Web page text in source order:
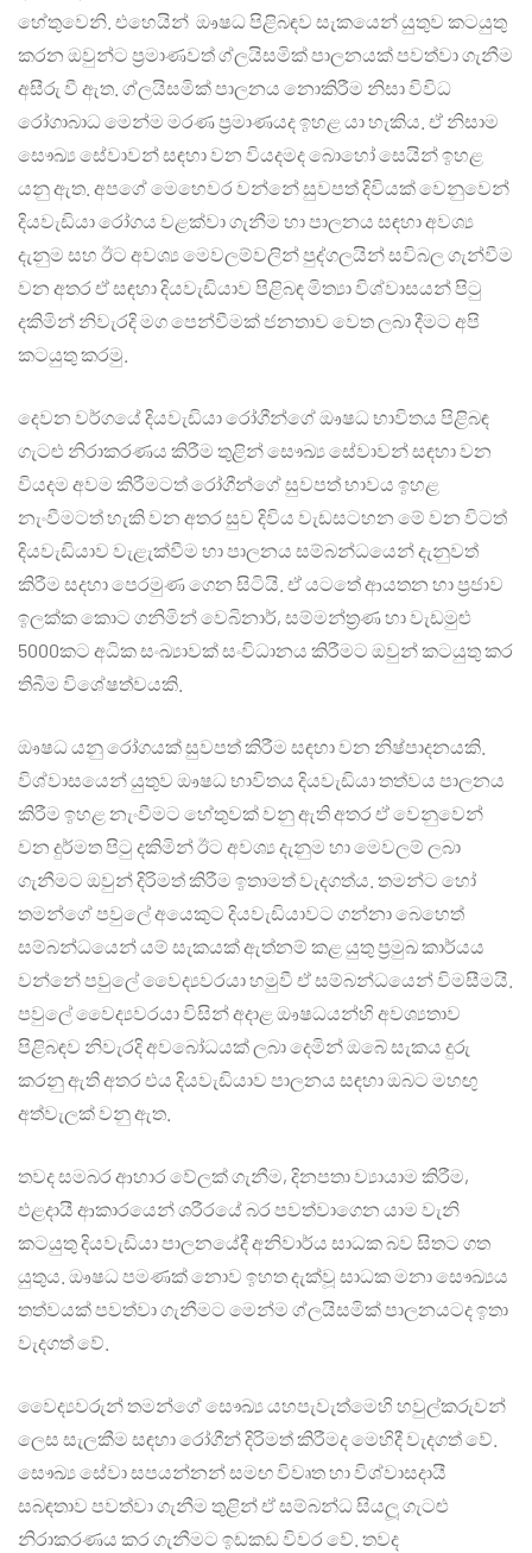
හේතුවෙනි. එහෙයින් ඖෂධ පිළිබඳව සැකයෙන් යුතුව කටයුතු
කරන ඔවුන්ට ප‍්‍රමාණවත් ග්ලයිසමික් පාලනයක් පවත්වා ගැනීම
අසීරු වී ඇත. ග්ලයිසමික් පාලනය නොකිරීම නිසා විවිධ
රෝගාබාධ මෙන්ම මරණ ප‍්‍රමාණයද ඉහළ යා හැකිය. ඒ නිසාම
සෞඛ්‍ය සේවාවන් සඳහා වන වියදමද බොහෝ සෙයින් ඉහළ
යනු ඇත. අපගේ මෙහෙවර වන්නේ සුවපත් දිවියක් වෙනුවෙන්
දියවැඩියා රෝගය වළක්වා ගැනීම හා පාලනය සඳහා අවශ්‍ය
දැනුම සහ ඊට අවශ්‍ය මෙවලම්වලින් පුද්ගලයින් සවිබල ගැන්වීම
වන අතර ඒ සඳහා දියවැඩියාව පිළිබඳ මිත්‍යා විශ්වාසයන් පිටු
දකිමින් නිවැරදි මග පෙන්වීමක් ජනතාව වෙත ලබා දීමට අපි
කටයුතු කරමු.
දෙවන වර්ගයේ දියවැඩියා රෝගීන්ගේ ඖෂධ භාවිතය පිළිබඳ
ගැටළු නිරාකරණය කිරීම තුළින් සෞඛ්‍ය සේවාවන් සඳහා වන
වියදම අවම කිරීමටත් රෝගීන්ගේ සුවපත් භාවය ඉහළ
නැංවීමටත් හැකි වන අතර සුව දිවිය වැඩසටහන මේ වන විටත්
දියවැඩියාව වැළැක්වීම හා පාලනය සම්බන්ධයෙන් දැනුවත්
කිරීම සදහා පෙරමුණ ගෙන සිටියි. ඒ යටතේ ආයතන හා ප‍්‍රජාව
ඉලක්ක කොට ගනිමින් වෙබිනාර්, සම්මන්ත‍්‍රණ හා වැඩමුළු
5000කට අධික සංඛ්‍යාවක් සංවිධානය කිරීමට ඔවුන් කටයුතු කර
තිබීම විශේෂත්වයකි.
ඖෂධ යනු රෝගයක් සුවපත් කිරීම සඳහා වන නිෂ්පාදනයකි.
විශ්වාසයෙන් යුතුව ඖෂධ භාවිතය දියවැඩියා තත්වය පාලනය
කිරීම ඉහළ නැංවීමට හේතුවක් වනු ඇති අතර ඒ වෙනුවෙන්
වන දුර්මත පිටු දකිමින් ඊට අවශ්‍ය දැනුම හා මෙවලම් ලබා
ගැනීමට ඔවුන් දිරිමත් කිරීම ඉතාමත් වැදගත්ය. තමන්ට හෝ
තමන්ගේ පවුලේ අයෙකුට දියවැඩියාවට ගන්නා බෙහෙත්
සම්බන්ධයෙන් යම් සැකයක් ඇත්නම් කළ යුතු ප‍්‍රමුඛ කාර්යය
වන්නේ පවුලේ වෛද්‍යවරයා හමුවී ඒ සම්බන්ධයෙන් විමසීමයි.
පවුලේ වෛද්‍යවරයා විසින් අදාළ ඖෂධයන්හි අවශ්‍යතාව
පිළිබඳව නිවැරදි අවබෝධයක් ලබා දෙමින් ඔබේ සැකය දුරු
කරනු ඇති අතර එය දියවැඩියාව පාලනය සඳහා ඔබට මහඟු
අත්වැලක් වනු ඇත.
තවද සමබර ආහාර වේලක් ගැනීම, දිනපතා ව්‍යායාම කිරීම,
ඵළදායී ආකාරයෙන් ශරීරයේ බර පවත්වාගෙන යාම වැනි
කටයුතු දියවැඩියා පාලනයේදී අනිවාර්ය සාධක බව සිතට ගත
යුතුය. ඖෂධ පමණක් නොව ඉහත දැක්වූ සාධක මනා සෞඛ්‍යය
තත්වයක් පවත්වා ගැනීමට මෙන්ම ග්ලයිසමික් පාලනයටද ඉතා
වැදගත් වේ.
වෛද්‍යවරුන් තමන්ගේ සෞඛ්‍ය යහපැවැත්මෙහි හවුල්කරුවන්
ලෙස සැලකීම සඳහා රෝගීන් දිරිමත් කිරීමද මෙහිදී වැදගත් වේ.
සෞඛ්‍ය සේවා සපයන්නන් සමඟ විවෘත හා විශ්වාසදායී
සබඳතාව පවත්වා ගැනීම තුළින් ඒ සම්බන්ධ සියලූ ගැටළු
නිරාකරණය කර ගැනීමට ඉඩකඩ විවර වේ. තවද